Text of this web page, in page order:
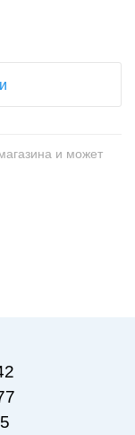
и может